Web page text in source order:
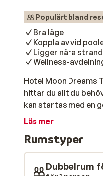
Populärt bland
Bra läge
Koppla av vid
Ligger nära
Wellness-
Hotel Moon Dreams
hittar du allt du
kan startas med en
den strålande solen.
middag och varje
Läs mer
Rumstyper
Dubbelrum